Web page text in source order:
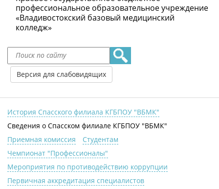
профессиональное образовательное учреждение
«Владивостокский базовый медицинский
колледж»
Версия для слабовидящих
История Спасского филиала КГБПОУ "ВБМК"
Сведения о Спасском филиале КГБПОУ "ВБМК"
Приемная комиссия
Студентам
Чемпионат "Профессионалы"
Мероприятия по противодействию коррупции
Первичная аккредитация специалистов